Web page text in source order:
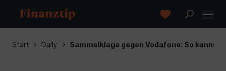
Start Daily Sammelklage gegen Vodafone: So kannst